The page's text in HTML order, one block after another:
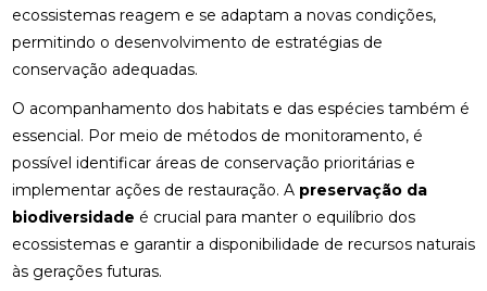
ecossistemas reagem e se adaptam a novas condições,
permitindo o desenvolvimento de estratégias de
conservação adequadas.
O acompanhamento dos habitats e das espécies também é
essencial. Por meio de métodos de monitoramento, é
possível identificar áreas de conservação prioritárias e
implementar ações de restauração. A preservação da
biodiversidade é crucial para manter o equilíbrio dos
ecossistemas e garantir a disponibilidade de recursos naturais
às gerações futuras.